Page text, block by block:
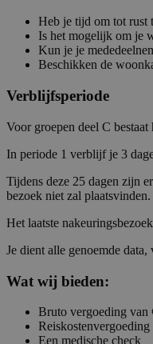
Heb je tijd om tot rust
Is het mogelijk om je
Kun je je
Beschikken de
Verblijfsperiode
Voor groepen deel C
In periode 1 verblijf je 3
Tijdens deze 25 dagen zijn
bezoek niet zal plaatsvinden.
Het laatste
Je dient alle genoemde
Wat wij bieden:
Bruto vergoeding van
Een medische check